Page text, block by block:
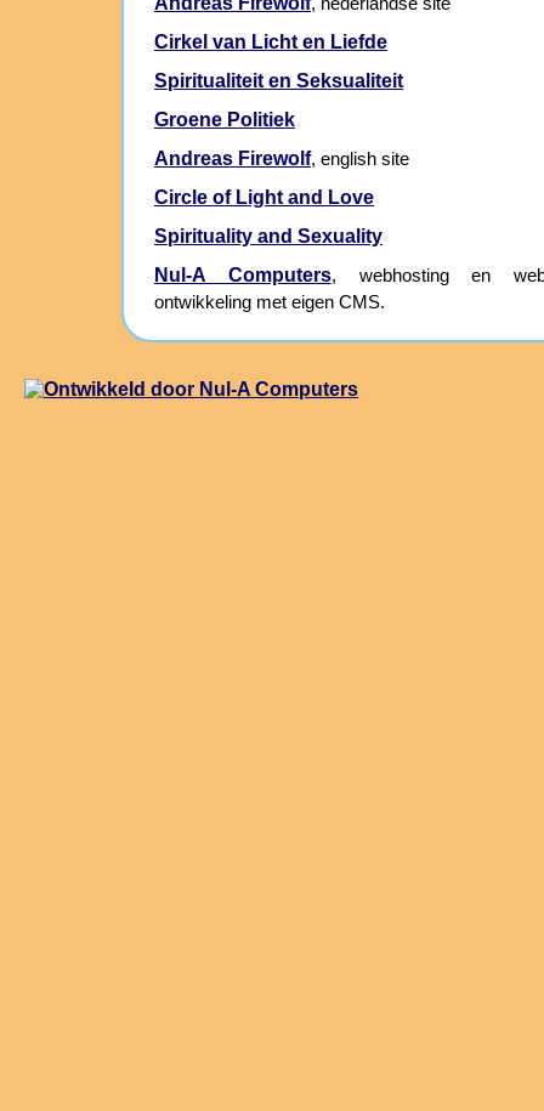
Cirkel van Licht en Liefde
Spiritualiteit en Seksualiteit
Groene Politiek
Andreas Firewolf, english site
Circle of Light and Love
Spirituality and Sexuality
Nul-A Computers, webhosting en
ontwikkeling met eigen CMS.